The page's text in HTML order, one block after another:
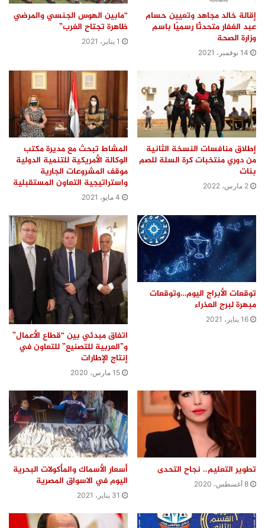
إقالة خالد مجاهد وتعيين حسام
عبد الغفار متحدثًا رسميًا باسم
وزارة الصحة
14 نوفمبر، 2021
“مابين الهوس الجنسي والمرضي
ظاهرة تجتاح الغرب”
1 يناير، 2021
إطلاق منافسات النسخة الثانية
من دوري منتخبات كرة السلة للصم
بنات
2 مارس، 2022
المشاط تبحث مع مديرة مكتب
الوكالة الأمريكية للتنمية الدولية
موقف المشروعات الجارية
واستراتيجية التعاون المستقبلية
4 مايو، 2021
توقعات الأبراج اليوم…وتوقعات
مبهرة لبرج العذراء
16 يناير، 2021
اتفاق مبدئي بين “قطاع الأعمال”
و”العربية للتصنيع” للتعاون في
إنتاج الإطارات
15 مارس، 2020
تطوير التعليم.. نجاح التحدى
8 أغسطس، 2020
أسعار الأسماك والمأكولات البحرية
اليوم في الاسواق المصرية
31 يناير، 2021